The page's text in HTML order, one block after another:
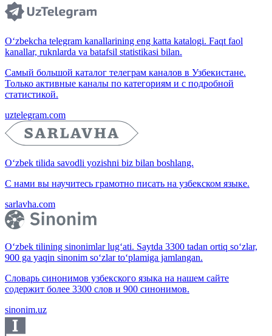
O‘zbekcha telegram kanallarining eng katta katalogi. Faqt faol
kanallar, ruknlarda va batafsil statistikasi bilan.
Самый большой каталог телеграм каналов в Узбекистане.
Только активные каналы по категориям и с подробной
статистикой.
uztelegram.com
O‘zbek tilida savodli yozishni biz bilan boshlang.
С нами вы научитесь грамотно писать на узбекском языке.
sarlavha.com
O‘zbek tilining sinonimlar lug‘ati. Saytda 3300 tadan ortiq so‘zlar,
900 ga yaqin sinonim so‘zlar to‘plamiga jamlangan.
Словарь синонимов узбекского языка на нашем сайте
содержит более 3300 слов и 900 синонимов.
sinonim.uz